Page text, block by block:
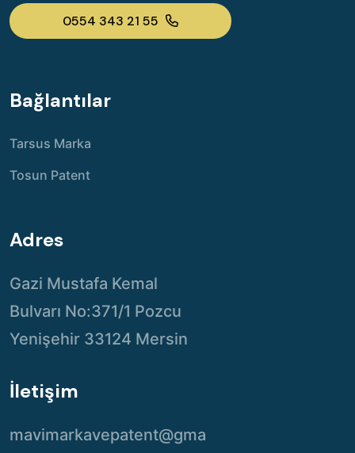
0554 343 21 55
Bağlantılar
Tarsus Marka
Tosun Patent
Adres
Gazi Mustafa Kemal
Bulvarı No:371/1 Pozcu
Yenişehir 33124 Mersin
İletişim
mavimarkavepatent@gma